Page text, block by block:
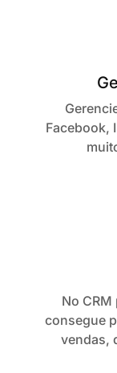
Facebook,
No
consegue
vendas,